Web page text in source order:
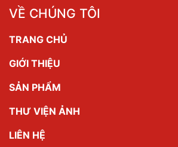
VỀ CHÚNG TÔI
TRANG CHỦ
GIỚI THIỆU
SẢN PHẨM
THƯ VIỆN ẢNH
LIÊN HỆ